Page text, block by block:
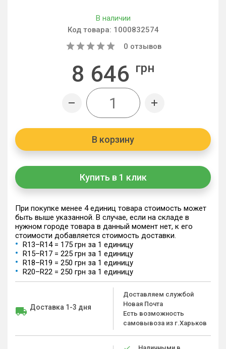
В наличии
Код товара: 1000832574
0 отзывов
8 646 грн
В корзину
Купить в 1 клик
При покупке менее 4 единиц товара стоимость может
быть выше указанной. В случае, если на складе в
нужном городе товара в данный момент нет, к его
стоимости добавляется стоимость доставки.
R13–R14 = 175 грн за 1 единицу
R15–R17 = 225 грн за 1 единицу
R18–R19 = 250 грн за 1 единицу
R20–R22 = 250 грн за 1 единицу
Доставка 1-3 дня
Доставляем службой
Новая Почта
Есть возможность
самовывоза из г.Харьков